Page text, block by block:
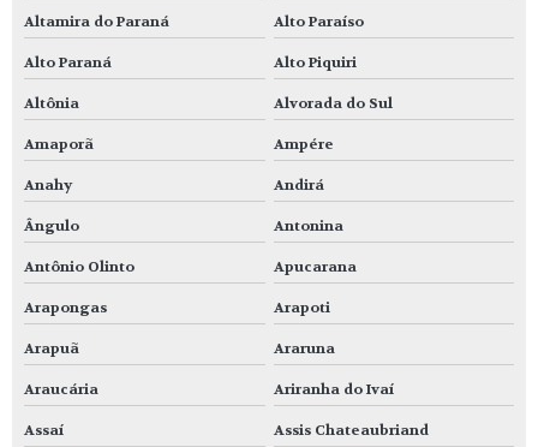
Altamira do Paraná Alto Paraíso
Alto Paraná Alto Piquiri
Altônia Alvorada do Sul
Amaporã Ampére
Anahy Andirá
Ângulo Antonina
Antônio Olinto Apucarana
Arapongas Arapoti
Arapuã Araruna
Araucária Ariranha do Ivaí
Assaí Assis Chateaubriand